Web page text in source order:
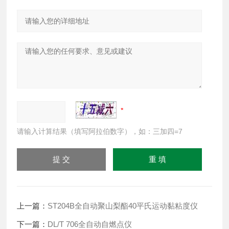
请输入计算结果（填写阿拉伯数字），如：三加四=7
上一篇： ST204B全自动聚山梨酯40平氏运动黏粘度仪
下一篇： DL/T 706全自动自燃点仪